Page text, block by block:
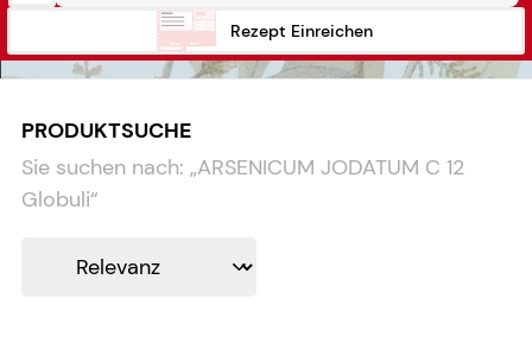
Rezept Einreichen
PRODUKTSUCHE
Sie suchen nach: „ARSENICUM JODATUM C 12
Globuli“